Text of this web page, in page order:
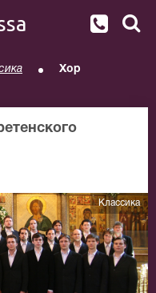
Хор
Классика